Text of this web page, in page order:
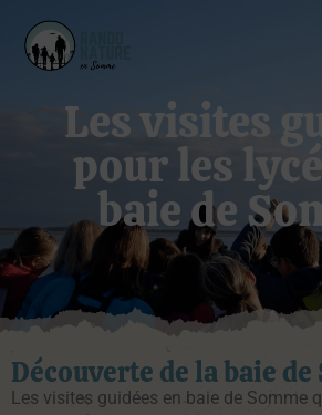
contenu
Les visites
pour les
baie de
Découverte de la baie de
Les visites guidées en baie de Somme